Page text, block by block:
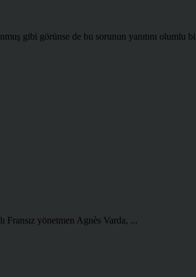
gibi görünse de bu sorunun yanıtını olumlu
Fransız yönetmen Agnès Varda, ...